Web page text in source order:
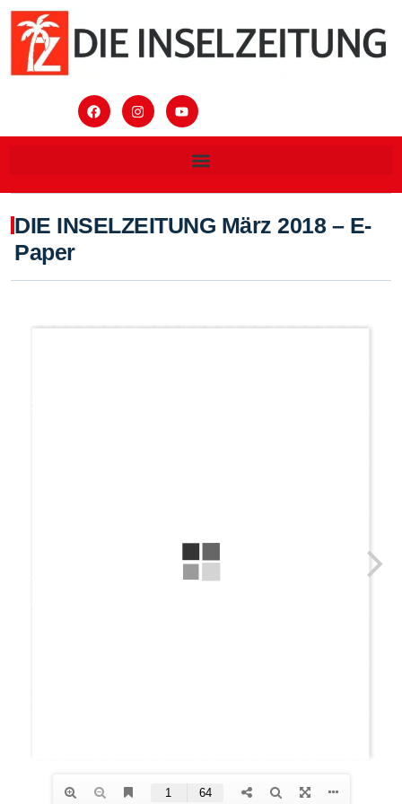
DIE INSELZEITUNG März 2018 – E-
Paper